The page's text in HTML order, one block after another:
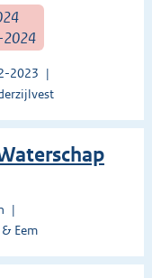
2024
2023
Eem